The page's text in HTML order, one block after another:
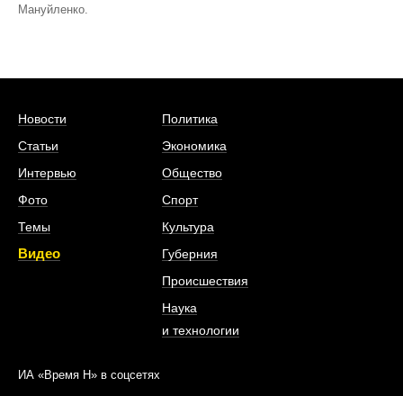
Мануйленко.
Новости
Статьи
Интервью
Фото
Темы
Видео
Политика
Экономика
Общество
Спорт
Культура
Губерния
Происшествия
Наука
и технологии
ИА «Время Н» в соцсетях